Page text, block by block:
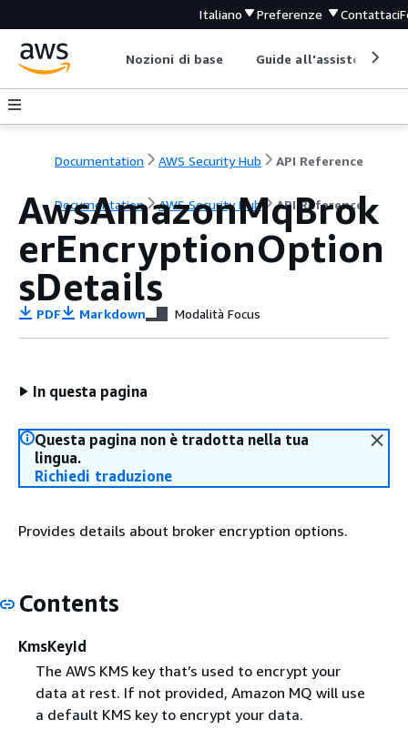
Italiano Preferenze Contattaci
Nozioni di base Guide all'assistenza
Documentation AWS Security Hub API Reference
Documentation AWS Security Hub API Reference
AwsAmazonMqBrok
erEncryptionOption
sDetails
PDF Markdown Modalità Focus
In questa pagina
Questa pagina non è tradotta nella tua
lingua.
Richiedi traduzione
Provides details about broker encryption options.
Contents
KmsKeyId
The AWS KMS key that’s used to encrypt your
data at rest. If not provided, Amazon MQ will use
a default KMS key to encrypt your data.